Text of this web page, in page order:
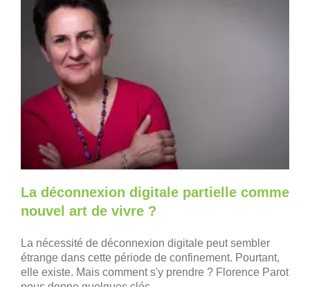
La déconnexion digitale partielle comme
nouvel art de vivre ?
La nécessité de déconnexion digitale peut sembler
étrange dans cette période de confinement. Pourtant,
elle existe. Mais comment s'y prendre ? Florence Parot